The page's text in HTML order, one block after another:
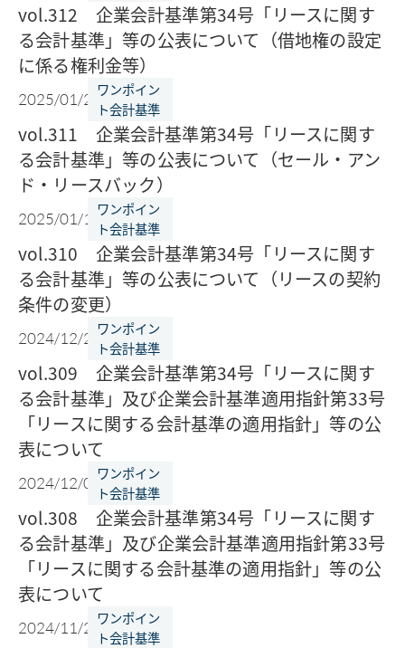
vol.312 企業会計基準第34号「リースに関す
る会計基準」等の公表について（借地権の設定
に係る権利金等）
2025/01/27
ワンポイン
ト会計基準
vol.311 企業会計基準第34号「リースに関す
る会計基準」等の公表について（セール・アン
ド・リースバック）
2025/01/14
ワンポイン
ト会計基準
vol.310 企業会計基準第34号「リースに関す
る会計基準」等の公表について（リースの契約
条件の変更）
2024/12/23
ワンポイン
ト会計基準
vol.309 企業会計基準第34号「リースに関す
る会計基準」及び企業会計基準適用指針第33号
「リースに関する会計基準の適用指針」等の公
表について
2024/12/09
ワンポイン
ト会計基準
vol.308 企業会計基準第34号「リースに関す
る会計基準」及び企業会計基準適用指針第33号
「リースに関する会計基準の適用指針」等の公
表について
2024/11/25
ワンポイン
ト会計基準